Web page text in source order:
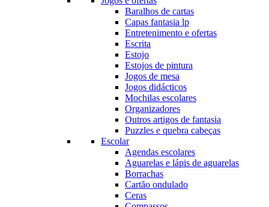
Baralhos de cartas
Capas fantasia lp
Entretenimento e ofertas
Escrita
Estojo
Estojos de pintura
Jogos de mesa
Jogos didácticos
Mochilas escolares
Organizadores
Outros artigos de fantasia
Puzzles e quebra cabeças
Escolar
Agendas escolares
Aguarelas e lápis de aguarelas
Borrachas
Cartão ondulado
Ceras